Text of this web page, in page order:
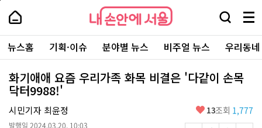
본
로
가
내
손
안
에
서
울
-
서
울
시
대
표
내
손
에
울
검
창
열
기
메
뉴
전
체
보
주
요
서
뉴스홈 기획·이슈 분야별 뉴스 비주얼 뉴스 우리동
화기애애 요즘 우리가족 화목 비결은 '다같이 손목
닥터9988!'
시민기자 최윤정
발행일 2024.03.20. 10:03
좋
13조회 1,777
페
상
단
로